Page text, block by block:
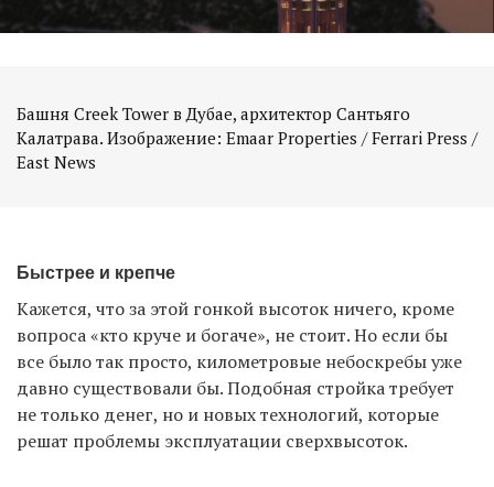
Башня Creek Tower в Дубае, архитектор Сантьяго
Калатрава. Изображение: Emaar Properties / Ferrari Press /
Быстрее и крепче
Кажется, что за этой гонкой высоток ничего, кроме
вопроса «кто круче и богаче», не стоит. Но если бы
все было так просто, километровые небоскребы уже
давно существовали бы. Подобная стройка требует
не только денег, но и новых технологий, которые
решат проблемы эксплуатации сверхвысоток.